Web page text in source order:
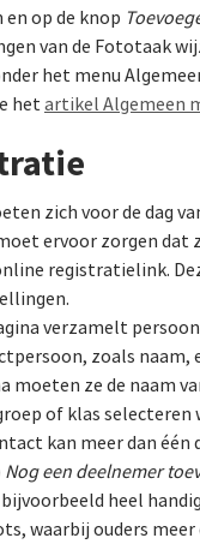
op de knop
van de Fototaak
het menu
hetartikel Algemeen
zich voor de dag
ervoor zorgen dat
registratielink.
verzamelt
zoals naam,
moeten ze de naam
of klas selecteren
kan meer dan één
Nog een deelnemer
heel
waarbij ouders meer